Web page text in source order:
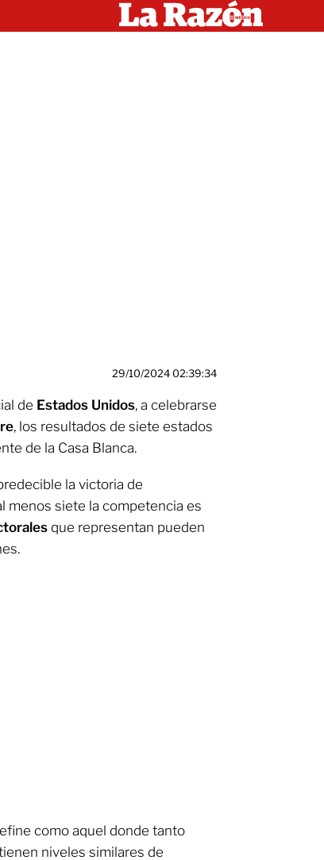
29/10/2024 02:39:34
de Estados Unidos, a celebrarse
, los resultados de siete estados
de la Casa Blanca.
la victoria de
menos siete la competencia es
que representan pueden
como aquel donde tanto
niveles similares de